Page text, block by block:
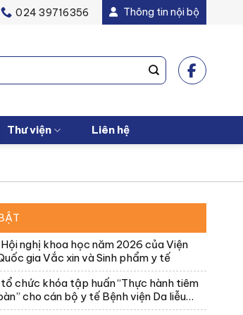
024 39716356 Thông tin nội bộ
Thư viện Liên hệ
nghị khoa học năm 2026 của Viện
gia Vắc xin và Sinh phẩm y tế
chức khóa tập huấn “Thực hành tiêm
cho cán bộ y tế Bệnh viện Da liễu